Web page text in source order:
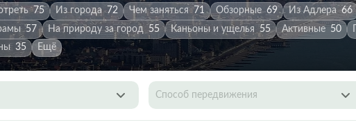
75 Из города 72 Чем заняться 71 Обзорные 69 Из Адлера 66
57 На природу за город 55 Каньоны и ущелья 55 Активные 50
35 Ещё
Способ передвижения